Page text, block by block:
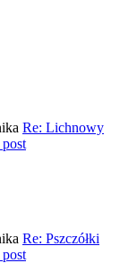
Re: Lichnowy
Re: Pszczółki